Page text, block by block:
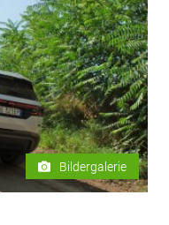
Bildergalerie